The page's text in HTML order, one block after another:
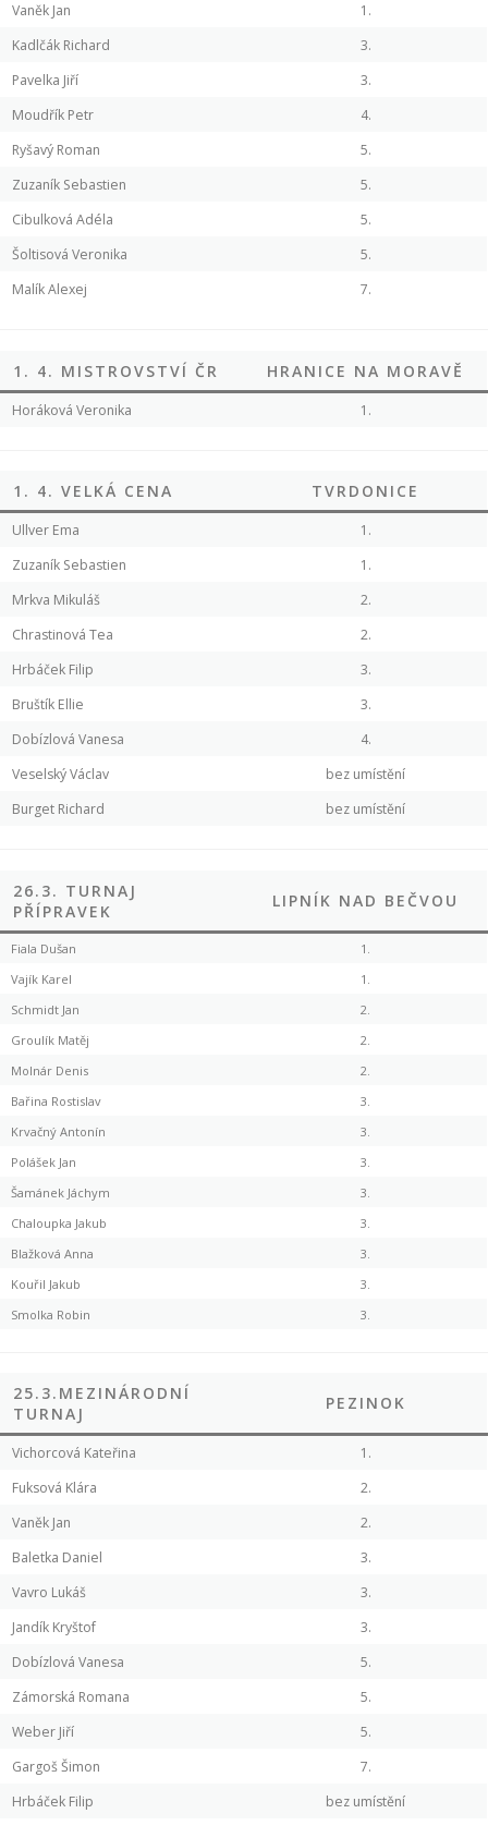
Vaněk Jan
1.
Kadlčák Richard
3.
Pavelka Jiří
3.
Moudřík Petr
4.
Ryšavý Roman
5.
Zuzaník Sebastien
5.
Cibulková Adéla
5.
Šoltisová Veronika
5.
Malík Alexej
7.
1. 4. MISTROVSTVÍ ČR HRANICE NA MORAVĚ
Horáková Veronika 1.
1. 4. VELKÁ CENA TVRDONICE
Ullver Ema
1.
Zuzaník Sebastien
1.
Mrkva Mikuláš
2.
Chrastinová Tea
2.
Hrbáček Filip
3.
Bruštík Ellie
3.
Dobízlová Vanesa
4.
Veselský Václav
bez umístění
Burget Richard
bez umístění
26.3. TURNAJ
PŘÍPRAVEK
LIPNÍK NAD BEČVOU
Fiala Dušan
1.
Vajík Karel
1.
Schmidt Jan
2.
Groulík Matěj
2.
Molnár Denis
2.
Bařina Rostislav
3.
Krvačný Antonín
3.
Polášek Jan
3.
Šamánek Jáchym
3.
Chaloupka Jakub
3.
Blažková Anna
3.
Kouřil Jakub
3.
Smolka Robin
3.
25.3.MEZINÁRODNÍ
TURNAJ
PEZINOK
Vichorcová Kateřina
1.
Fuksová Klára
2.
Vaněk Jan
2.
Baletka Daniel
3.
Vavro Lukáš
3.
Jandík Kryštof
3.
Dobízlová Vanesa
5.
Zámorská Romana
5.
Weber Jiří
5.
Gargoš Šimon
7.
Hrbáček Filip
bez umístění